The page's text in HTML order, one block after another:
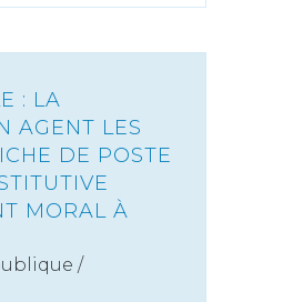
: LA
AGENT LES
DE POSTE
MORAL À
/